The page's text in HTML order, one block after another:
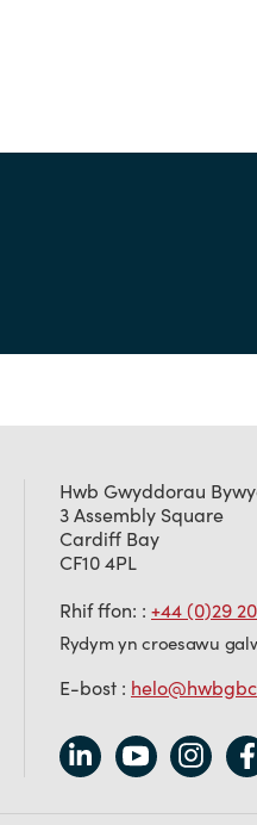
Hwb Gwyddorau
3 Assembly Square
Cardiff Bay
CF10 4PL
Rhif ffon: : +44 (0)29
Rydym yn croesawu
E-bost :